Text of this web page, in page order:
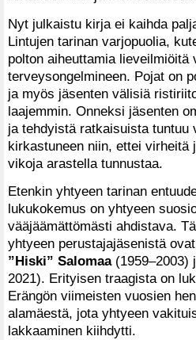
Nyt julkaistu kirja ei kaihda
Lintujen tarinan varjopuolia,
polton aiheuttamia lieveilmiöitä
terveysongelmineen. Pojat on
ja myös jäsenten välisiä
laajemmin. Onneksi jäsenten
ja tehdyistä ratkaisuista tuntuu
kirkastuneen niin, ettei virheitä
vikoja arastella tunnustaa.
Etenkin yhtyeen tarinan
lukukokemus on yhtyeen
vääjäämättömästi ahdistava.
yhtyeen perustajajäsenistä
”Hiski” Salomaa(1959–2003)
2021). Erityisen traagista on
Erängön viimeisten vuosien
alamäestä, jota yhtyeen
lakkaaminen kiihdytti.